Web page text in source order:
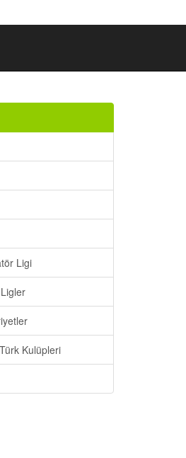
Ligi
Kulüpleri